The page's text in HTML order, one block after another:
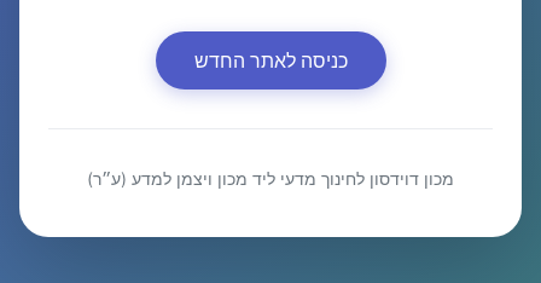
כניסה לאתר החדש
מכון דוידסון לחינוך מדעי ליד מכון ויצמן למדע (ע״ר)